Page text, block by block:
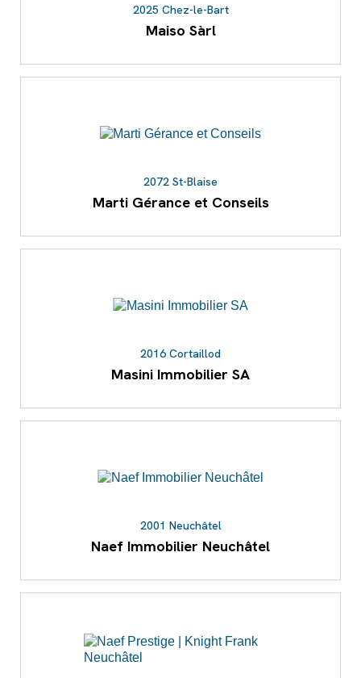
2025 Chez-le-Bart
Maiso Sàrl
2072 St-Blaise
Marti Gérance et Conseils
2016 Cortaillod
Masini Immobilier SA
2001 Neuchâtel
Naef Immobilier Neuchâtel